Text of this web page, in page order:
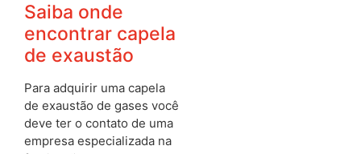
Saiba onde
encontrar capela
de exaustão
Para adquirir uma capela
de exaustão de gases você
deve ter o contato de uma
empresa especializada na